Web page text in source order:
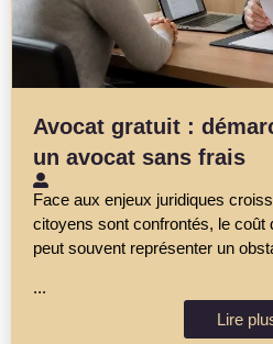
Avocat gratuit :
un avocat sans frais
Face aux enjeux juridiques
citoyens sont confrontés, le coût
peut souvent représenter un
...
Lire